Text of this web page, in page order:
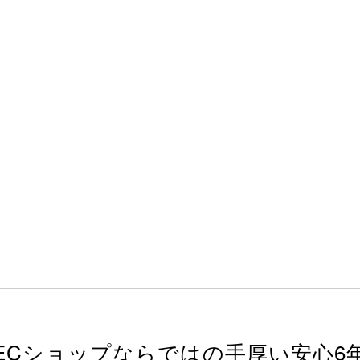
ショップならではの手厚い安心6